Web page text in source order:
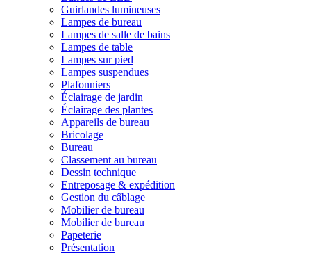
Guirlandes lumineuses
Lampes de bureau
Lampes de salle de bains
Lampes de table
Lampes sur pied
Lampes suspendues
Plafonniers
Éclairage de jardin
Éclairage des plantes
Appareils de bureau
Bricolage
Bureau
Classement au bureau
Dessin technique
Entreposage & expédition
Gestion du câblage
Mobilier de bureau
Mobilier de bureau
Papeterie
Présentation